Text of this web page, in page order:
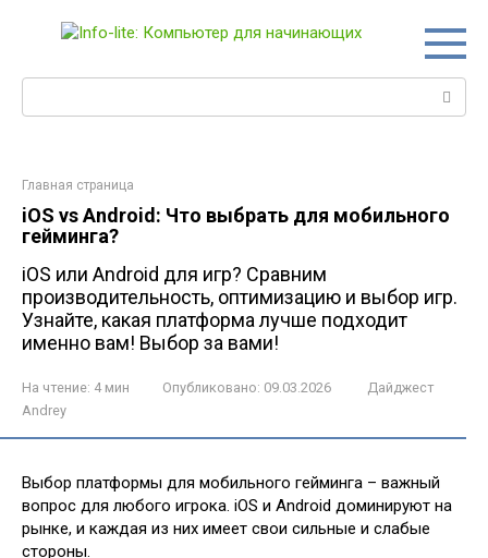
Главная страница
iOS vs Android: Что выбрать для мобильного
гейминга?
iOS или Android для игр? Сравним
производительность, оптимизацию и выбор игр.
Узнайте, какая платформа лучше подходит
именно вам! Выбор за вами!
На чтение: 4 мин Опубликовано: 09.03.2026
Дайджест
Andrey
Выбор платформы для мобильного гейминга – важный
вопрос для любого игрока. iOS и Android доминируют на
рынке, и каждая из них имеет свои сильные и слабые
стороны.